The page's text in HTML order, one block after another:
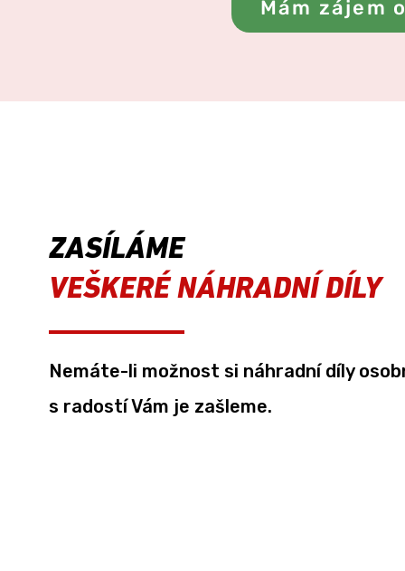
Mám zájem
ZASÍLÁME
VEŠKERÉ NÁHRADNÍ DÍLY
Nemáte-li možnost si náhradní díly
s radostí Vám je zašleme.